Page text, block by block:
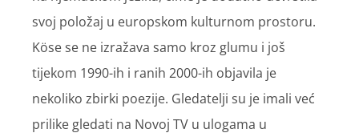
svoj položaj u europskom kulturnom prostoru.
Köse se ne izražava samo kroz glumu i još
tijekom 1990-ih i ranih 2000-ih objavila je
nekoliko zbirki poezije. Gledatelji su je imali već
prilike gledati na Novoj TV u ulogama u